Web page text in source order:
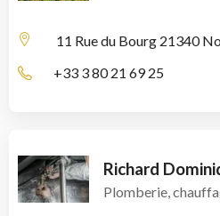
11 Rue du Bourg 21340
+33 3 80 21 69 25
Richard
Plomberie,